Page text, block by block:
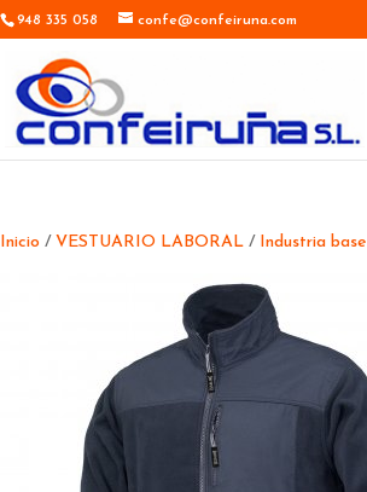
948 335 058 confe@confeiruna.com
Inicio / VESTUARIO LABORAL / Industria base